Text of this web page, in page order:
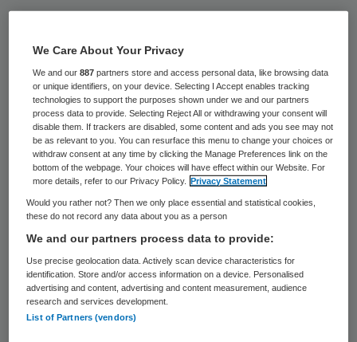
informatie tussen instellingen is nog vaak
onduidelijk, onvolledig en onnodig
tijdrovend. Ook is het proces van
overdracht omslachtig en nog nauwelijks
gedigitaliseerd, met grote risico’s voor de
patiënt als gevolg. Dit blijkt uit een
Verzorgenden Nederland (V&VN) en NictiZ.
In het kader van hetonderzoekbevroegen
V&VN en NictiZ ruim 800 zorgprofessionals.
Zeventig procent van hen zegt problemen
We Care About Your Privacy
We and our887 partners store and access personal data, like browsing data
or unique identifiers, on your device. Selecting I Accept enables tracking
technologies to support the purposes shown under we and our partners
process data to provide. Selecting Reject All or withdrawing your consent will
disable them. If trackers are disabled, some content and ads you see may not
be as relevant to you. You can resurface this menu to change your choices or
withdraw consent at any time by clicking the Manage Preferences link on the
bottom of the webpage. Your choices will have effect within our Website. For
more details, refer to our Privacy Policy.
Privacy Statement
Would you rather not? Then we only place essential and statistical cookies,
these do not record any data about you as a person
We and our partners process data to provide:
Use precise geolocation data. Actively scan device characteristics for
identification. Store and/or access information on a device. Personalised
advertising and content, advertising and content measurement, audience
research and services development.
List of Partners (vendors)